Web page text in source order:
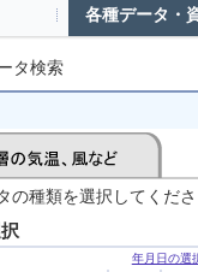
各種データ・
タ検索
の種類を選択してくだ
年月日の選